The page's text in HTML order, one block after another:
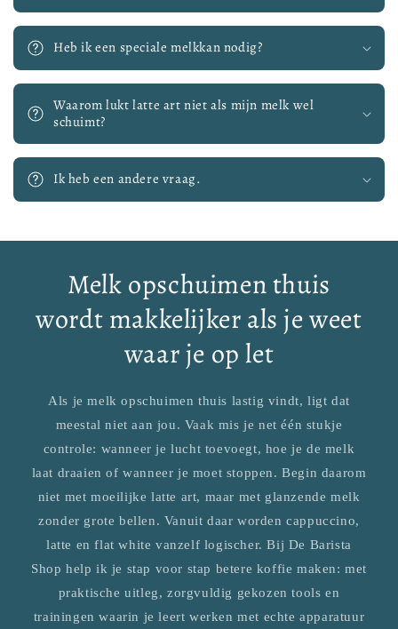
Heb ik een speciale melkkan nodig?
Waarom lukt latte art niet als mijn melk wel
schuimt?
Ik heb een andere vraag.
Melk opschuimen thuis
wordt makkelijker als je weet
waar je op let
Als je melk opschuimen thuis lastig vindt, ligt dat
meestal niet aan jou. Vaak mis je net één stukje
controle: wanneer je lucht toevoegt, hoe je de melk
laat draaien of wanneer je moet stoppen. Begin daarom
niet met moeilijke latte art, maar met glanzende melk
zonder grote bellen. Vanuit daar worden cappuccino,
latte en flat white vanzelf logischer. Bij De Barista
Shop help ik je stap voor stap betere koffie maken: met
praktische uitleg, zorgvuldig gekozen tools en
trainingen waarin je leert werken met echte apparatuur